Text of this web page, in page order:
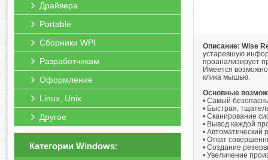
Драйвера
Portable
Сборники WPI
Разработчикам
Оформление
Linux, Unix
Другое
Категории Windows:
Описание: Wise
устаревшую
проанализирует
Имеется
клика мышью.
Основные
• Самый
• Быстрая,
• Сканирование
• Вывод каждой
• Автоматический
• Откат
• Создание
• Увеличение